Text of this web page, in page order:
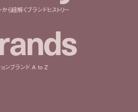
から紐解くブランドヒストリー
ands
ョンブランド A to Z